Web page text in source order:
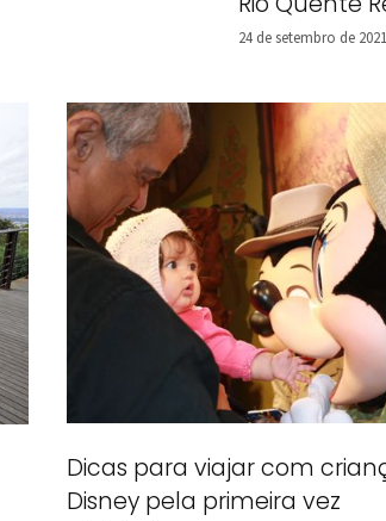
24 de setembro de 2021
Dicas para viajar com
Disney pela primeira vez